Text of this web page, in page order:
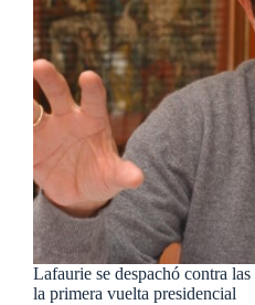
Lafaurie se despachó contra las
la primera vuelta presidencial